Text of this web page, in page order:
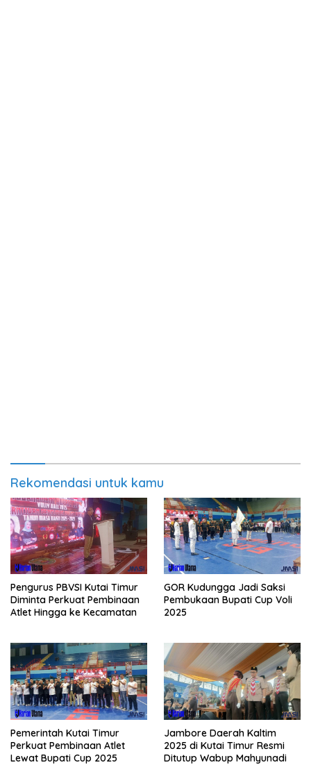
Rekomendasi untuk kamu
Pengurus PBVSI Kutai Timur
Diminta Perkuat Pembinaan
Atlet Hingga ke Kecamatan
GOR Kudungga Jadi Saksi
Pembukaan Bupati Cup Voli
2025
Pemerintah Kutai Timur
Perkuat Pembinaan Atlet
Lewat Bupati Cup 2025
Jambore Daerah Kaltim
2025 di Kutai Timur Resmi
Ditutup Wabup Mahyunadi